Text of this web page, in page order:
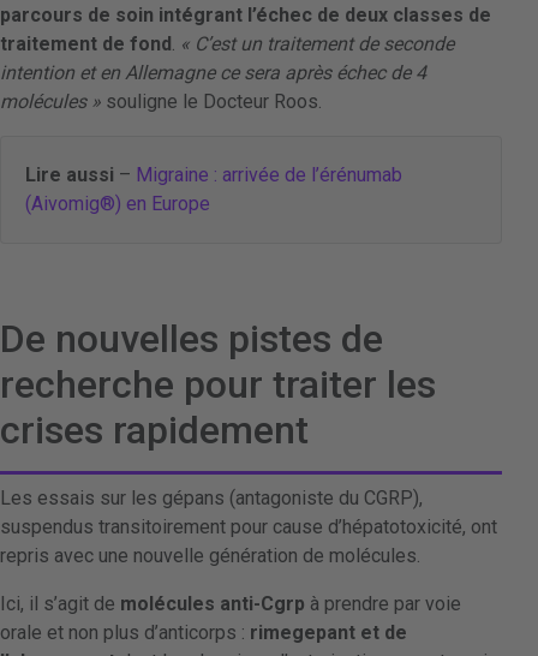
parcours de soin intégrant l’échec de deux classes de
traitement de fond . « C’est un traitement de seconde
intention et en Allemagne ce sera après échec de 4
molécules » souligne le Docteur Roos.
Lire aussi – Migraine : arrivée de l’érénumab
(Aivomig®) en Europe
De nouvelles pistes de
recherche pour traiter les
crises rapidement
Les essais sur les gépans (antagoniste du CGRP),
suspendus transitoirement pour cause d’hépatotoxicité, ont
repris avec une nouvelle génération de molécules.
Ici, il s’agit de molécules anti-Cgrp à prendre par voie
orale et non plus d’anticorps : rimegepant et de